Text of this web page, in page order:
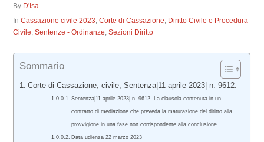
By D'Isa
InCassazione civile 2023,Corte di Cassazione, Diritto Civile e Procedura
Civile,Sentenze - Ordinanze,Sezioni Diritto
Sommario
Corte di Cassazione, civile, Sentenza|11 aprile 2023| n. 9612.
Sentenza|11 aprile 2023| n. 9612. La clausola contenuta in un
contratto di mediazione che preveda la maturazione del diritto alla
provvigione in una fase non corrispondente alla conclusione
Data udienza 22 marzo 2023